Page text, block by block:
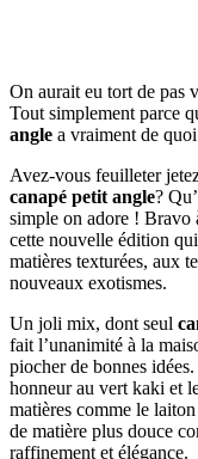
On aurait eu tort de pas
Tout simplement parce
angle a vraiment de
Avez-vous feuilleter
canapé petit angle?
simple on adore ! Bravo
cette nouvelle édition
matières texturées, aux
nouveaux exotismes.
Un joli mix, dont seul
fait l’unanimité à la
piocher de bonnes
honneur au vert kaki et
matières comme le
de matière plus douce
raffinement et élégance.